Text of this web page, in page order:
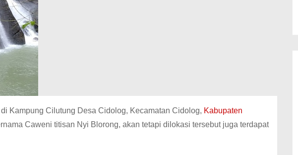
Kampung Cilutung Desa Cidolog, Kecamatan Cidolog, Kabupaten
Caweni titisan Nyi Blorong, akan tetapi dilokasi tersebut juga terdapat